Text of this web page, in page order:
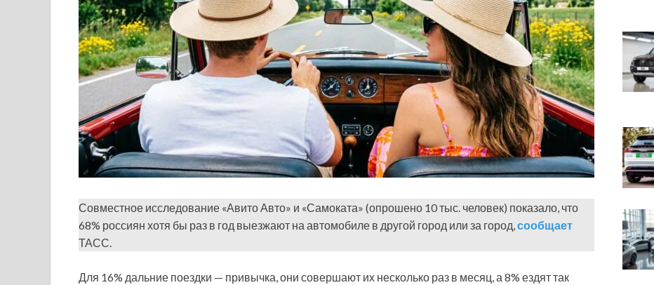
Совместное исследование «Авито Авто» и «Самоката» (опрошено 10 тыс. человек) показало, что
68% россиян хотя бы раз в год выезжают на автомобиле в другой город или за город,сообщает
ТАСС.
Для 16% дальние поездки — привычка, они совершают их несколько раз в месяц, а 8% ездят так